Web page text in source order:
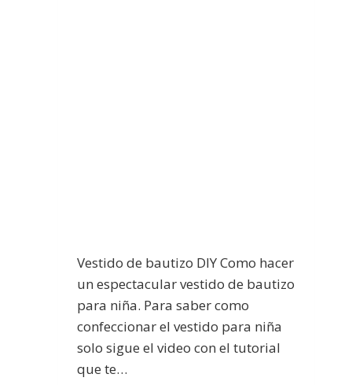
Vestido de bautizo DIY Como hacer
un espectacular vestido de bautizo
para niña. Para saber como
confeccionar el vestido para niña
solo sigue el video con el tutorial
que te…